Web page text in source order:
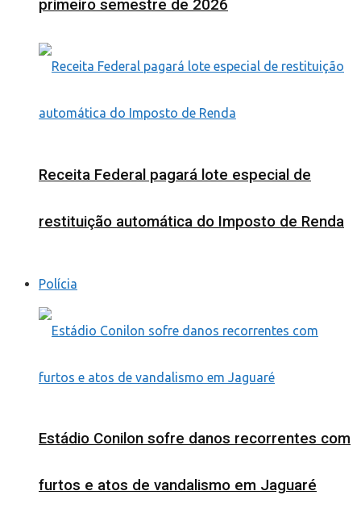
primeiro semestre de 2026
Receita Federal pagará lote especial de
restituição automática do Imposto de Renda
Polícia
Estádio Conilon sofre danos recorrentes com
furtos e atos de vandalismo em Jaguaré